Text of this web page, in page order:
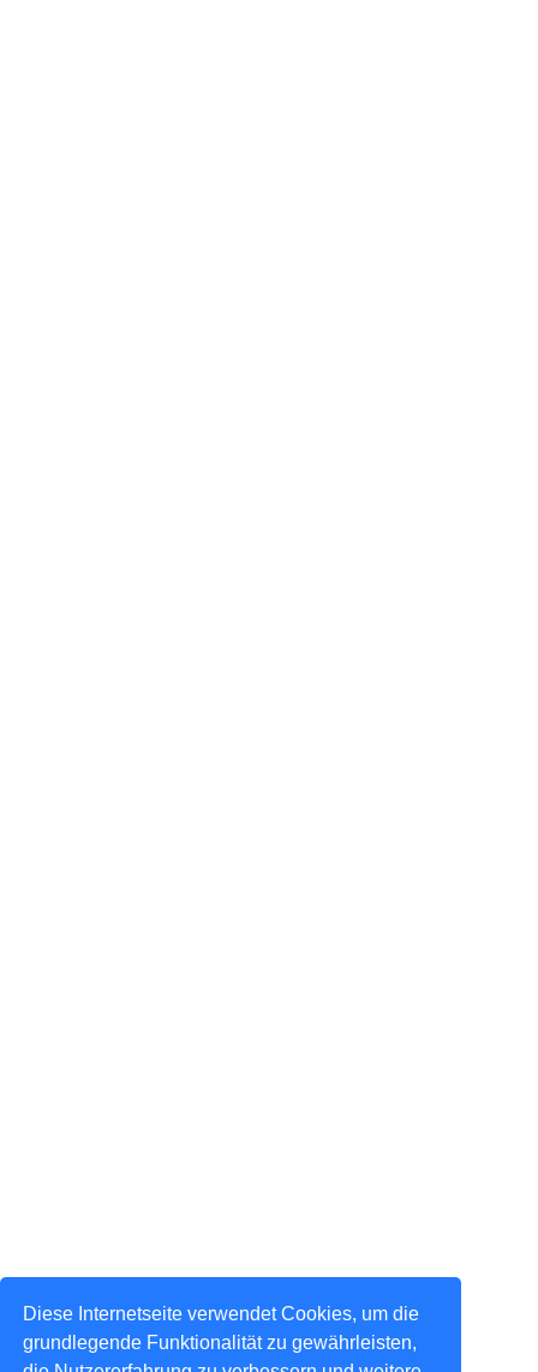
Diese Internetseite verwendet Cookies, um die
grundlegende Funktionalität zu gewährleisten,